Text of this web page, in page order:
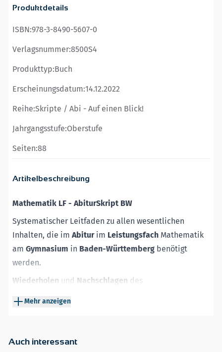
Artikelbeschreibung
Mathematik LF - AbiturSkript BW
Systematischer Leitfaden zu allen wesentlichen
Inhalten, die im Abiturim Leistungsfach Mathematik
am Gymnasium in Baden-Württemberg benötigt
werden.
Wiederholen und Nachschlagen des
Analysis
Mehr anzeigen
Produktdetails
ISBN:978-3-8490-5607-0
Verlagsnummer:8500S4
Produkttyp:Buch
Erscheinungsdatum:14.12.2022
Reihe:Skripte / Abi - Auf einen Blick!
Jahrgangsstufe:Oberstufe
Seiten:88
Auch interessant